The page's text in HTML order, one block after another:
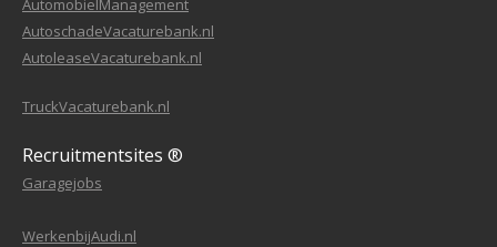
AutomobielManagement
AutoschadeVacaturebank.nl
AutoleaseVacaturebank.nl
TruckVacaturebank.nl
Recruitmentsites ®
Garagejobs
WerkenbijAudi.nl